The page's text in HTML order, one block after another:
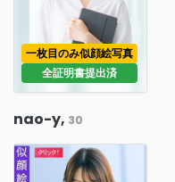
一枚目のみ似顔絵写真
全証明書提出済
nao-y, 30